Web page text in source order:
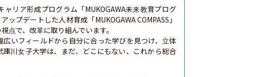
リア形成プログラム「MUKOGAWA未来教育プログ
プデートした人材育成「MUKOGAWA COMPASS」
点で、改革に取り組んでいます。
いフィールドから自分に合った学びを見つけ、立体
川女子大学は、まだ、どこにもない、これから総合